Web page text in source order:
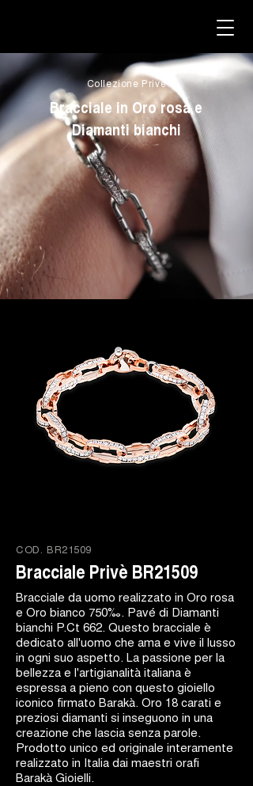
Collezione Privè
Bracciale in Oro rosa e
Diamanti bianchi
COD. BR21509
Bracciale Privè BR21509
Bracciale da uomo realizzato in Oro rosa
e Oro bianco 750‰. Pavé di Diamanti
bianchi P.Ct 662. Questo bracciale è
dedicato all'uomo che ama e vive il lusso
in ogni suo aspetto. La passione per la
bellezza e l'artigianalità italiana è
espressa a pieno con questo gioiello
iconico firmato Barakà. Oro 18 carati e
preziosi diamanti si inseguono in una
creazione che lascia senza parole.
Prodotto unico ed originale interamente
realizzato in Italia dai maestri orafi
Barakà Gioielli.